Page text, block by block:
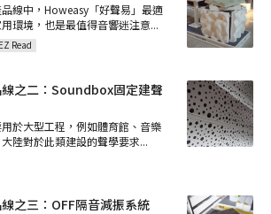
線中，Howeasy「好聲易」最適
環境，也是最值得音響迷注意...
EZ Read
之二：Soundbox固定建聲
於大型工程，例如體育館、音樂
陸對於此類建設的聲學要求...
之三：OFF隔音減振系統